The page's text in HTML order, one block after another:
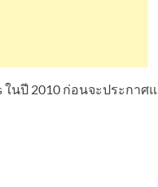
ในปี 2010 ก่อนจะประกา